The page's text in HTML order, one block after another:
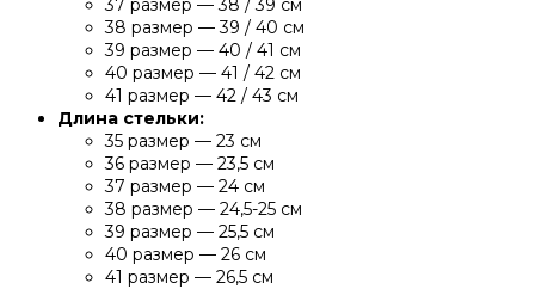
37 размер — 38 / 39 см
38 размер — 39 / 40 см
39 размер — 40 / 41 см
40 размер — 41 / 42 см
41 размер — 42 / 43 см
Длина стельки:
35 размер — 23 см
36 размер — 23,5 см
37 размер — 24 см
38 размер — 24,5-25 см
39 размер — 25,5 см
40 размер — 26 см
41 размер — 26,5 см